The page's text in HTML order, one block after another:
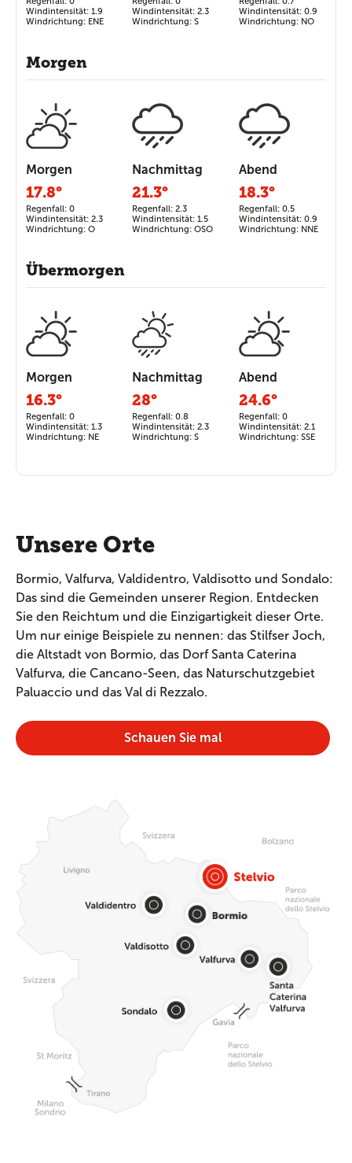
Windintensität: 1.9
Windrichtung: ENE
Windintensität: 2.3
Windrichtung: S
Windintensität: 0.9
Windrichtung: NO
Morgen
Morgen
17.8°
Regenfall: 0
Windintensität: 2.3
Windrichtung: O
Nachmittag
21.3°
Regenfall: 2.3
Windintensität: 1.5
Windrichtung: OSO
Abend
18.3°
Regenfall: 0.5
Windintensität: 0.9
Windrichtung: NNE
Übermorgen
Morgen
16.3°
Regenfall: 0
Windintensität: 1.3
Windrichtung: NE
Nachmittag
28°
Regenfall: 0.8
Windintensität: 2.3
Windrichtung: S
Abend
24.6°
Regenfall: 0
Windintensität: 2.1
Windrichtung: SSE
Unsere Orte
Bormio, Valfurva, Valdidentro, Valdisotto und Sondalo:
Das sind die Gemeinden unserer Region. Entdecken
Sie den Reichtum und die Einzigartigkeit dieser Orte.
Um nur einige Beispiele zu nennen: das Stilfser Joch,
die Altstadt von Bormio, das Dorf Santa Caterina
Valfurva, die Cancano-Seen, das Naturschutzgebiet
Paluaccio und das Val di Rezzalo.
Schauen Sie mal